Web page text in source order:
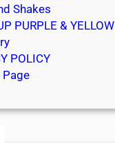
Shakes
PURPLE & YELLOW
POLICY
Page